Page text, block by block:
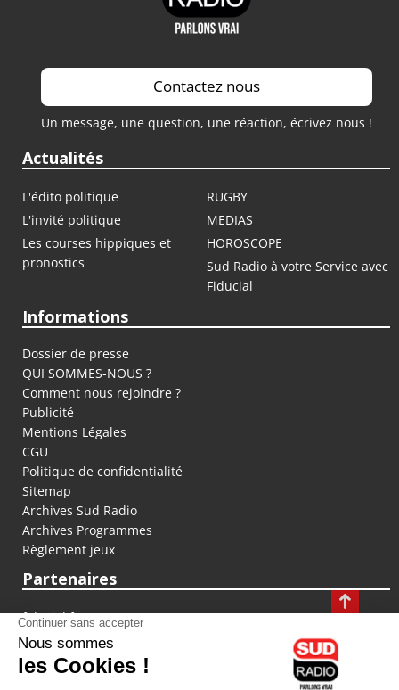
Contactez nous
Un message, une question, une réaction, écrivez nous !
Actualités
L'édito politique
RUGBY
L'invité politique
MEDIAS
Les courses hippiques et
pronostics
HOROSCOPE
Sud Radio à votre Service avec
Fiducial
Informations
Dossier de presse
QUI SOMMES-NOUS ?
Comment nous rejoindre ?
Publicité
Mentions Légales
CGU
Politique de confidentialité
Sitemap
Archives Sud Radio
Archives Programmes
Règlement jeux
Partenaires
fiducial.fr
lyoncapitale.fr
olympique-et-lyonnais.com